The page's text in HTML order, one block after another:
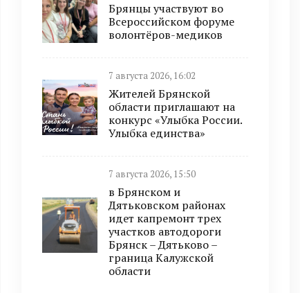
Брянцы участвуют во
Всероссийском форуме
волонтёров-медиков
7 августа 2026, 16:02
Жителей Брянской
области приглашают на
конкурс «Улыбка России.
Улыбка единства»
7 августа 2026, 15:50
в Брянском и
Дятьковском районах
идет капремонт трех
участков автодороги
Брянск – Дятьково –
граница Калужской
области